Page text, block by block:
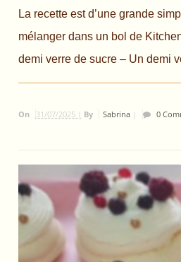
La recette est d’une grande
mélanger dans un bol de
demi verre de sucre – Un demi
On 31/07/2025 | By Sabrina| 0